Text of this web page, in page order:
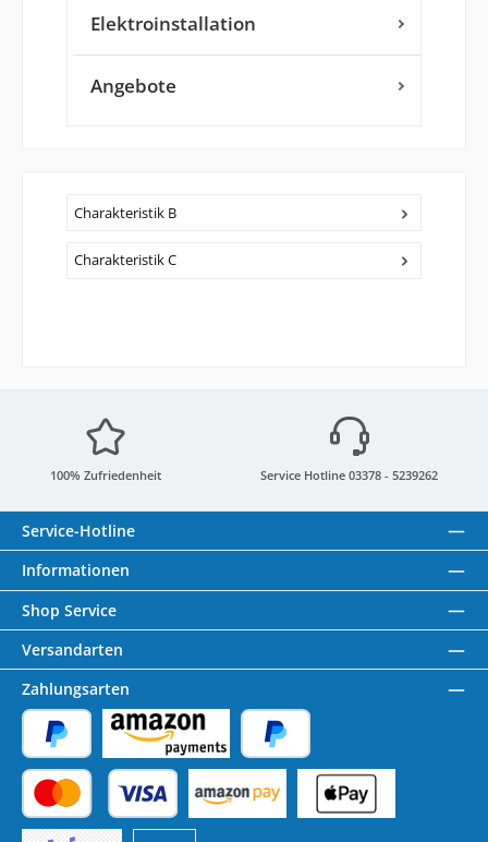
Elektroinstallation
Angebote
Charakteristik B
Charakteristik C
100% Zufriedenheit Service Hotline 03378 - 5239262
Service-Hotline
Informationen
Shop Service
Versandarten
Zahlungsarten
PayPal Amazon Pay Später Bezahlen
Kredit- oder Debitkarte Benutzerdefiniertes Bild 1